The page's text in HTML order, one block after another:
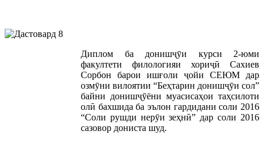
Диплом ба донишҷӯи курси 2-юми
факултети филологияи хориҷӣ Сахиев
Сорбон барои ишғоли ҷойи СЕЮМ дар
озмӯни вилоятии “Беҳтарин донишҷӯи сол”
байни донишҷӯёни муасисаҳои таҳсилоти
олӣ бахшида ба эълон гардидани соли 2016
“Соли рушди нерӯи зеҳнӣ” дар соли 2016
сазовор дониста шуд.